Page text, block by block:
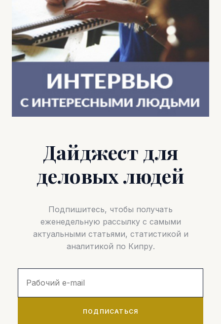
Дайджест для
деловых людей
Подпишитесь, чтобы получать
еженедельную рассылку с самыми
актуальными статьями, статистикой и
аналитикой по Кипру.
ПОДПИСАТЬСЯ